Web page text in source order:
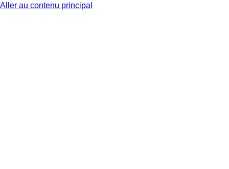
Aller au contenu principal